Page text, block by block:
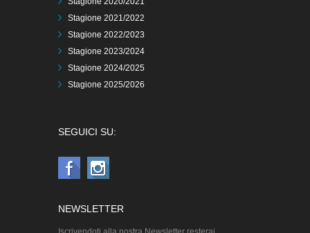
Stagione 2021/2022
Stagione 2022/2023
Stagione 2023/2024
Stagione 2024/2025
Stagione 2025/2026
SEGUICI SU:
NEWSLETTER